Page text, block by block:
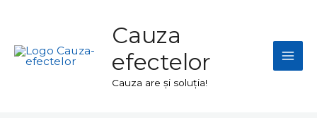
content
Cauza
efectelor
Cauza are și soluția!